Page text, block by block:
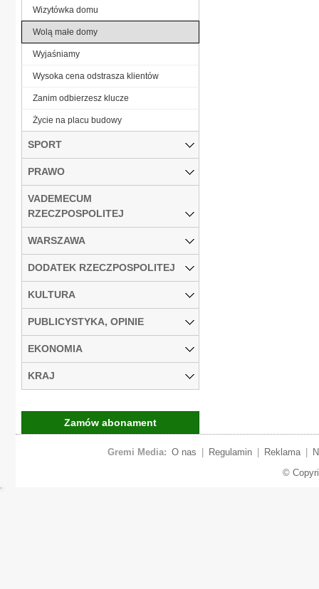
Wizytówka domu
Wolą małe domy
Wyjaśniamy
Wysoka cena odstrasza klientów
Zanim odbierzesz klucze
Życie na placu budowy
SPORT
PRAWO
VADEMECUM
RZECZPOSPOLITEJ
WARSZAWA
DODATEK RZECZPOSPOLITEJ
KULTURA
PUBLICYSTYKA, OPINIE
EKONOMIA
KRAJ
Zamów abonament
Gremi Media: O nas Regulamin Reklama
©